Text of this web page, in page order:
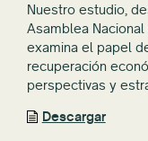
Nuestro estudio,
Asamblea
examina el papel
recuperación
perspectivas y
Descargar